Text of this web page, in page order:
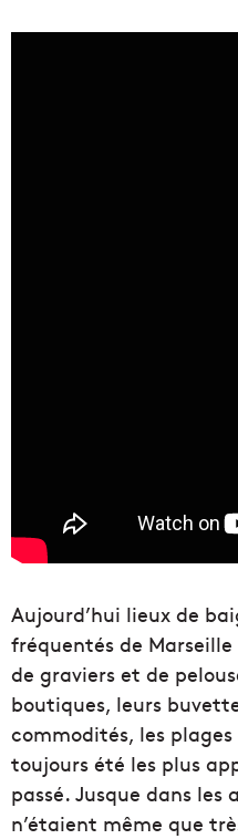
Aujourd’hui lieux de
fréquentés de
de graviers et de
boutiques, leurs
commodités, les plages
toujours été les plus
passé. Jusque dans les
n’étaient même que